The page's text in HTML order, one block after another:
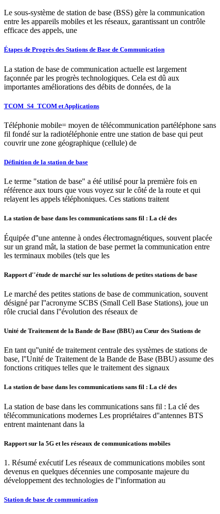
Le sous-système de station de base (BSS) gère la communication
entre les appareils mobiles et les réseaux, garantissant un contrôle
efficace des appels, une
Étapes de Progrès des Stations de Base de Communication
La station de base de communication actuelle est largement
façonnée par les progrès technologiques. Cela est dû aux
importantes améliorations des débits de données, de la
TCOM_S4_TCOM et Applications
Téléphonie mobile= moyen de télécommunication partéléphone sans
fil fondé sur la radiotéléphonie entre une station de base qui peut
couvrir une zone géographique (cellule) de
Définition de la station de base
Le terme "station de base" a été utilisé pour la première fois en
référence aux tours que vous voyez sur le côté de la route et qui
relayent les appels téléphoniques. Ces stations traitent
La station de base dans les communications sans fil : La clé des
Équipée d''une antenne à ondes électromagnétiques, souvent placée
sur un grand mât, la station de base permet la communication entre
les terminaux mobiles (tels que les
Rapport d''étude de marché sur les solutions de petites stations de base
Le marché des petites stations de base de communication, souvent
désigné par l''acronyme SCBS (Small Cell Base Stations), joue un
rôle crucial dans l''évolution des réseaux de
Unité de Traitement de la Bande de Base (BBU) au Cœur des Stations de
En tant qu''unité de traitement centrale des systèmes de stations de
base, l''Unité de Traitement de la Bande de Base (BBU) assume des
fonctions critiques telles que le traitement des signaux
La station de base dans les communications sans fil : La clé des
La station de base dans les communications sans fil : La clé des
télécommunications modernes Les propriétaires d''antennes BTS
entrent maintenant dans la
Rapport sur la 5G et les réseaux de communications mobiles
1. Résumé exécutif Les réseaux de communications mobiles sont
devenus en quelques décennies une composante majeure du
développement des technologies de l''information au
Station de base de communication